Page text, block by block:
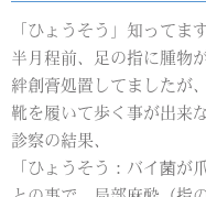
「ひょうそう」知ってま
半月程前、足の指に腫物
絆創膏処置してましたが、
靴を履いて歩く事が出来
診察の結果、
「ひょうそう：バイ菌が